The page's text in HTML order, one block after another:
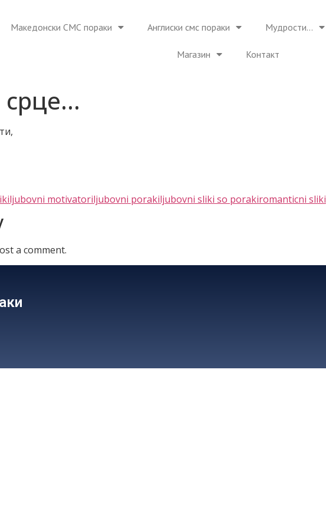
Македонски СМС пораки Англиски смс пораки Мудрости…
Магазин Контакт
срце…
ljubovni motivatoriljubovni porakiljubovni sliki so porakiromanticni sliki
a comment.